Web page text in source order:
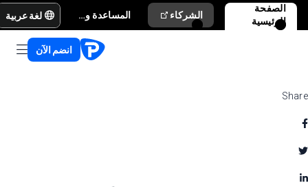
الصفحة
الرئيسية
الشركاء المساعدة والدعم لغة عربية
انضم الآن
Share